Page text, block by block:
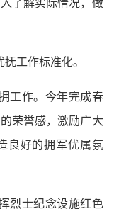
了解实际情况，做
工作标准化。
工作。今年完成春
荣誉感，激励广大
良好的拥军优属氛
烈士纪念设施红色